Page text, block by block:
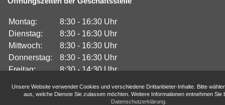
Montag:
8:30 - 16:30 Uhr
Dienstag:
8:30 - 16:30 Uhr
Mittwoch:
8:30 - 16:30 Uhr
Donnerstag:
8:30 - 16:30 Uhr
Freitag:
8:30 - 14:30 Uhr
Unsere Website verwendet Cookies und verschiedene Drittanbieter-Inhalte. Bitte
aus, welche Dienste Sie zulassen möchten. Weitere Informationen entnehmen Sie
Datenschutzerklärung.